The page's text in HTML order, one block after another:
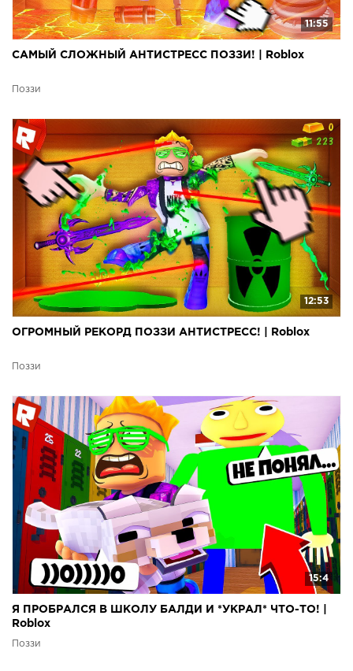
11:55
САМЫЙ СЛОЖНЫЙ АНТИСТРЕСС ПОЗЗИ! | Roblox
Поззи
12:53
ОГРОМНЫЙ РЕКОРД ПОЗЗИ АНТИСТРЕСС! | Roblox
Поззи
15:4
Я ПРОБРАЛСЯ В ШКОЛУ БАЛДИ И *УКРАЛ* ЧТО-ТО! |
Roblox
Поззи